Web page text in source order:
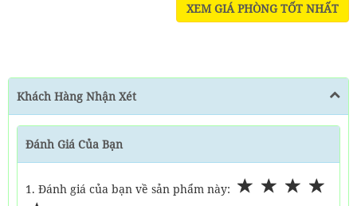
XEM GIÁ PHÒNG TỐT NHẤT
Khách Hàng Nhận Xét
Đánh Giá Của Bạn
1. Đánh giá của bạn về sản phẩm này: